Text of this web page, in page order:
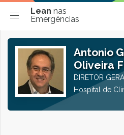
Lean nas
Emergências
Antonio
Oliveira
DIRETOR
Hospital de